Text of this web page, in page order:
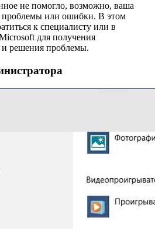
не помогло, возможно, ваша
проблемы или ошибки. В этом
к специалисту или в
для получения
решения проблемы.